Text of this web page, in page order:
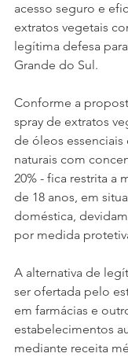
acesso seguro e
extratos vegetais
legítima defesa
Grande do Sul.
Conforme a
spray de extratos
de óleos essenciais
naturais com
20% - fica restrita a
de 18 anos, em
doméstica,
por medida
A alternativa de
ser ofertada pelo
em farmácias e
estabelecimentos
mediante receita